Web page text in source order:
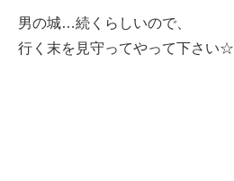
男の城…続くらしいので、
行く末を見守ってやって下さい☆